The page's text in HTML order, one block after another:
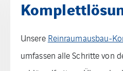
DieReinraum-Decke
Bestandteil für die
und Hygiene. Unsere